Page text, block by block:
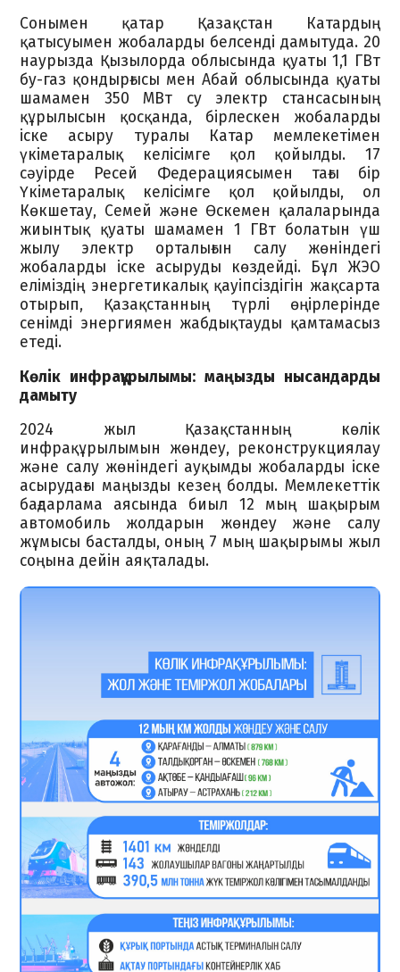
Сонымен қатар Қазақстан Катардың
қатысуымен жобаларды белсенді дамытуда. 20
наурызда Қызылорда облысында қуаты 1,1 ГВт
бу-газ қондырғысы мен Абай облысында қуаты
шамамен 350 МВт су электр стансасының
құрылысын қосқанда, бірлескен жобаларды
іске асыру туралы Катар мемлекетімен
үкіметаралық келісімге қол қойылды. 17
сәуірде Ресей Федерациясымен тағы бір
Үкіметаралық келісімге қол қойылды, ол
Көкшетау, Семей және Өскемен қалаларында
жиынтық қуаты шамамен 1 ГВт болатын үш
жылу электр орталығын салу жөніндегі
жобаларды іске асыруды көздейді. Бұл ЖЭО
еліміздің энергетикалық қауіпсіздігін жақсарта
отырып, Қазақстанның түрлі өңірлерінде
сенімді энергиямен жабдықтауды қамтамасыз
етеді.
Көлік инфрақұрылымы: маңызды нысандарды
дамыту
2024 жыл Қазақстанның көлік
инфрақұрылымын жөндеу, реконструкциялау
және салу жөніндегі ауқымды жобаларды іске
асырудағы маңызды кезең болды. Мемлекеттік
бағдарлама аясында биыл 12 мың шақырым
автомобиль жолдарын жөндеу және салу
жұмысы басталды, оның 7 мың шақырымы жыл
соңына дейін аяқталады.